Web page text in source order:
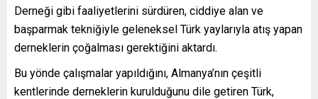
Derneği gibi faaliyetlerini sürdüren, ciddiye alan ve
başparmak tekniğiyle geleneksel Türk yaylarıyla atış yapan
derneklerin çoğalması gerektiğini aktardı.
Bu yönde çalışmalar yapıldığını, Almanya’nın çeşitli
kentlerinde derneklerin kurulduğunu dile getiren Türk,